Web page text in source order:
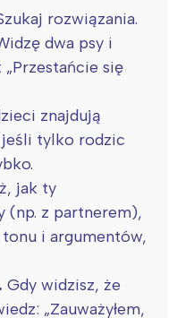
rozwiązania.
dwa psy i
„Przestańcie się
znajdują
jeśli tylko rodzic
jak ty
(np. z partnerem),
i argumentów,
Gdy widzisz, że
„Zauważyłem,